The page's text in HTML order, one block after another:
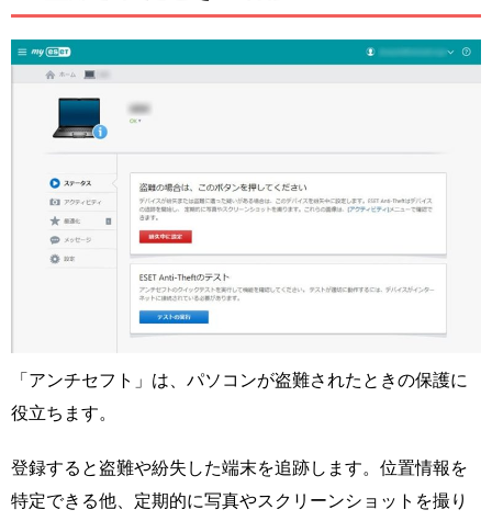
「アンチセフト」は、パソコンが盗難されたときの保護に
役立ちます。
登録すると盗難や紛失した端末を追跡します。位置情報を
特定できる他、定期的に写真やスクリーンショットを撮り